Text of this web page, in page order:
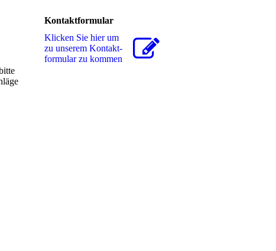
Kontaktformular
Klicken Sie hier um
zu unserem Kon­takt­
for­mu­lar zu kommen